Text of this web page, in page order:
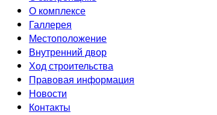
О комплексе
Галлерея
Местоположение
Внутренний двор
Ход строительства
Правовая информация
Новости
Контакты